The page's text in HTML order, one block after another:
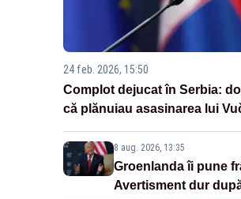
24 feb. 2026, 15:50
Complot dejucat în Serbia:
că plănuiau asasinarea lui
8 aug. 2026, 13:35
Groenlanda îi pune
Avertisment dur